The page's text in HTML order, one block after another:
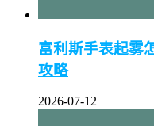
富利斯手表起雾
攻略
2026-07-12